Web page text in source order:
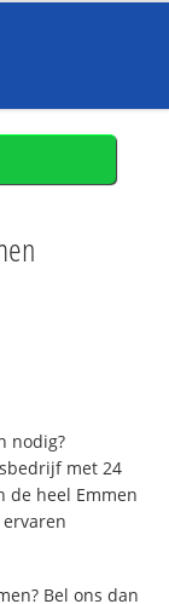
nodig?
met 24
de heel Emmen
Bel ons dan